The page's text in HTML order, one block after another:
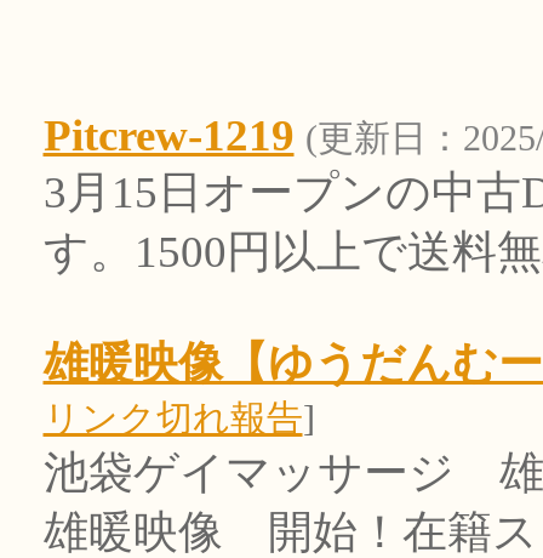
Pitcrew-1219 (更新日：
3月15日オープンの中
す。1500円以上で送料
雄暖映像【ゆうだんむ
リンク切れ報告]
池袋ゲイマッサージ
雄暖映像 開始！在籍